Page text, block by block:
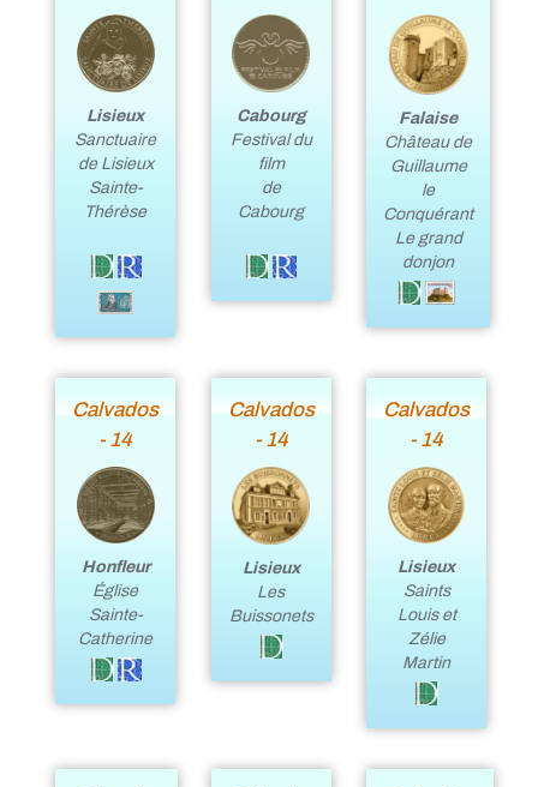
Lisieux
Sanctuaire
de Lisieux
Sainte-
Thérèse
Cabourg
Festival du
film
de
Cabourg
Falaise
Château de
Guillaume
le
Conquérant
Le grand
donjon
Calvados
- 14
Honfleur
Église
Sainte-
Catherine
Calvados
- 14
Lisieux
Les
Buissonets
Calvados
- 14
Lisieux
Saints
Louis et
Zélie
Martin